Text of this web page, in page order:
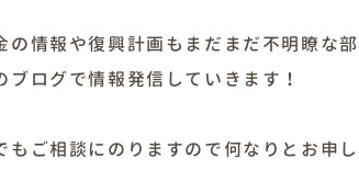
情報や復興計画もまだまだ不明瞭な
ログで情報発信していきます！
ご相談にのりますので何なりとお申し